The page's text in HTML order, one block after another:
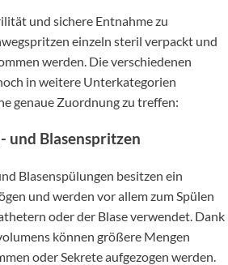
und sichere Entnahme zu
einzeln steril verpackt und
werden. Die verschiedenen
in weitere Unterkategorien
genaue Zuordnung zu treffen:
und Blasenspritzen
Blasenspülungen besitzen ein
und werden vor allem zum Spülen
oder der Blase verwendet. Dank
können größere Mengen
oder Sekrete aufgezogen werden.